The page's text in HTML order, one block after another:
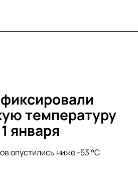
температуру
января
опустились ниже -53 °C